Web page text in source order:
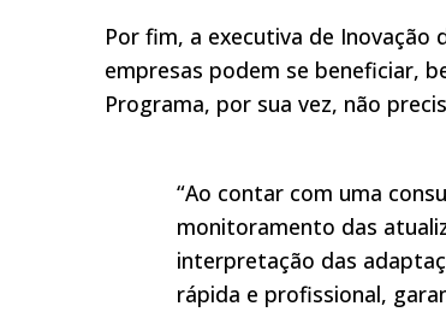
Por fim, a executiva de Inovação
empresas podem se beneficiar,
Programa, por sua vez, não
“Ao contar com uma
monitoramento das
interpretação das
rápida e profissional,